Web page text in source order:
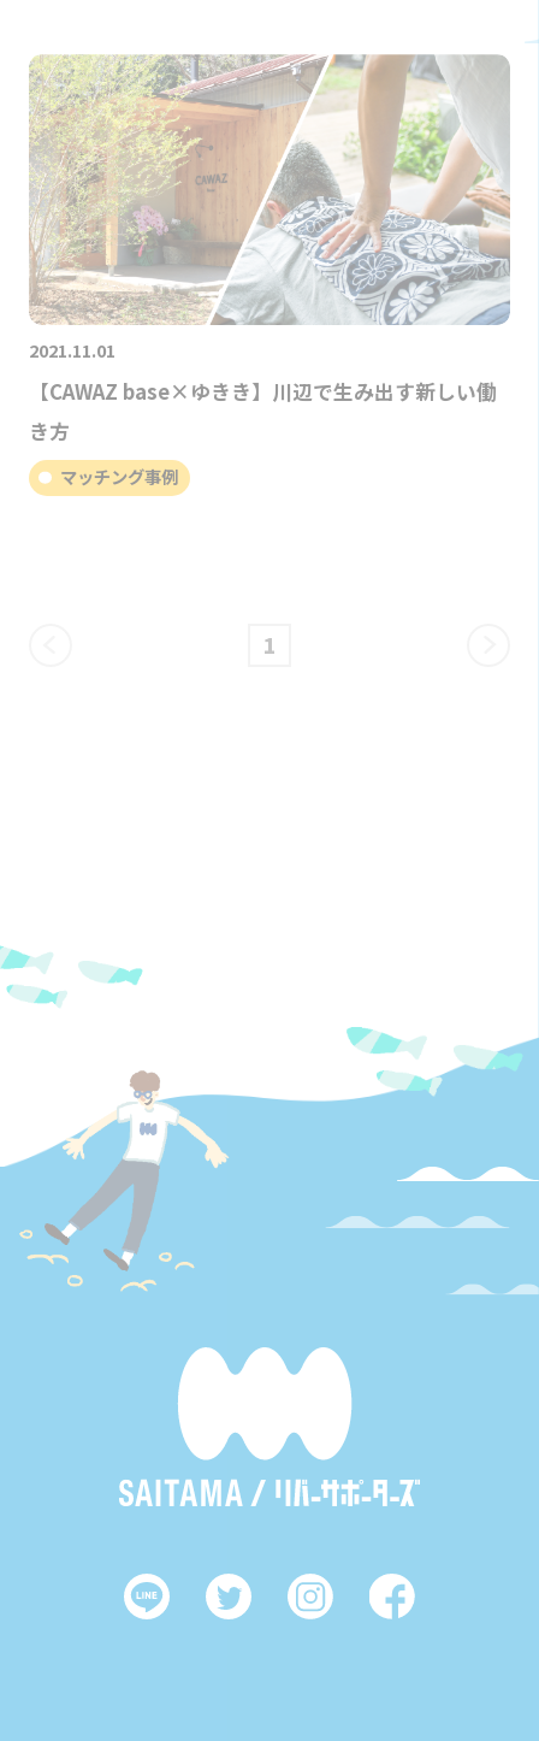
2021.11.01
【CAWAZ base×ゆきき】川辺で生み出す新しい働
き方
マッチング事例
1